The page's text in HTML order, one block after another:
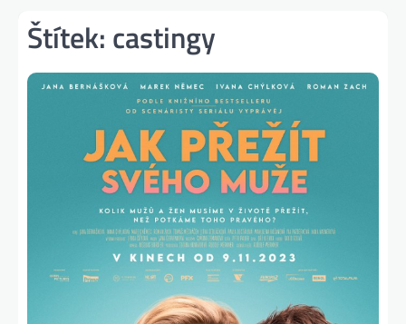
Štítek: castingy